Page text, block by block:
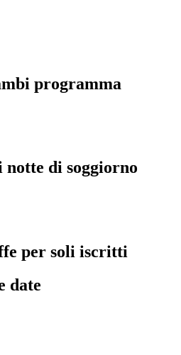
programma
notte di soggiorno
per soli iscritti
date